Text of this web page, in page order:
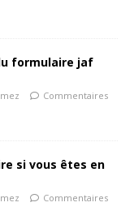
formulaire jaf
Commentaires
si vous êtes en
Commentaires